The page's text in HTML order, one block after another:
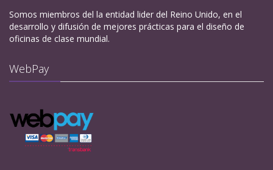
Somos miembros del la entidad lider del Reino Unido, en el
desarrollo y difusión de mejores prácticas para el diseño de
oficinas de clase mundial.
WebPay